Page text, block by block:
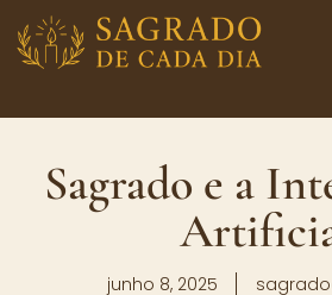
Sagrado e a
junho 8, 2025